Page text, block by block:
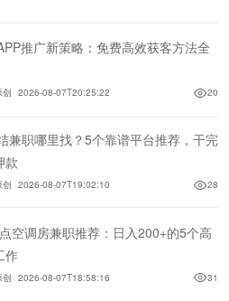
推广新策略：免费高效获客方法全
创 2026-08-07T20:25:22 20
兼职哪里找？5个靠谱平台推荐，干完
款
创 2026-08-07T19:02:10 28
空调房兼职推荐：日入200+的5个高
作
创 2026-08-07T18:58:16 31